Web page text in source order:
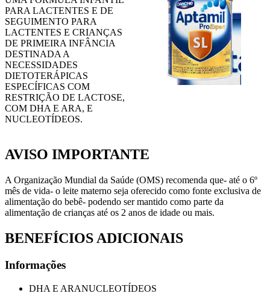
PARA LACTENTES E DE
SEGUIMENTO PARA
LACTENTES E CRIANÇAS
DE PRIMEIRA INFÂNCIA
DESTINADA A
NECESSIDADES
DIETOTERÁPICAS
ESPECÍFICAS COM
RESTRIÇÃO DE LACTOSE,
COM DHA E ARA, E
NUCLEOTÍDEOS.
AVISO IMPORTANTE
A Organização Mundial da Saúde (OMS) recomenda que- até o 6º
mês de vida- o leite materno seja oferecido como fonte exclusiva de
alimentação do bebê- podendo ser mantido como parte da
alimentação de crianças até os 2 anos de idade ou mais.
BENEFÍCIOS ADICIONAIS
Informações
DHA E ARANUCLEOTÍDEOS